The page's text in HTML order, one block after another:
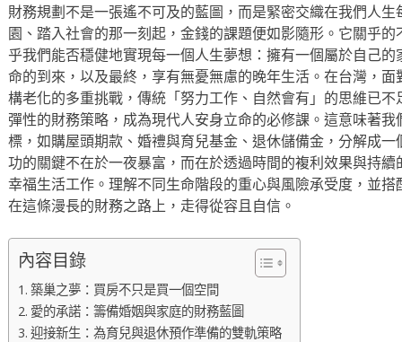
財務規劃不是一張遙不可及的藍圖，而是緊密交織在我們人
園、踏入社會的那一刻起，金錢的課題便如影隨形。它關乎
乎我們能否穩健地實現每一個人生夢想：擁有一個屬於自己
命的到來，以及最終，享有無憂無慮的晚年生活。在台灣，
構老化的多重挑戰，傳統「努力工作、自然會有」的思維已
彈性的財務策略，成為現代人安身立命的必修課。這意味著
標，如購屋頭期款、婚禮與育兒基金、退休儲備金，分解成
功的關鍵不在於一夜暴富，而在於透過時間的複利效果與持
幸福生活工作。理解不同生命階段的重心與風險承受度，並
在這條漫長的財務之路上，走得從容且自信。
內容目錄
築巢之夢：買房不只是買一個空間
愛的承諾：籌備婚姻與家庭的財務藍圖
迎接新生：為育兒與退休預作準備的雙軌策略